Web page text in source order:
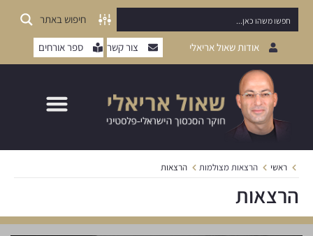
אודות שאול אריאלי צור קשר ספר אורחים
חיפוש באתר
ראשי הרצאות מצולמות הרצאות
הרצאות